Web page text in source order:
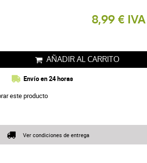
8,99 €
AÑADIR AL CARRITO
Envío en 24 horas
este producto
Ver condiciones de entrega